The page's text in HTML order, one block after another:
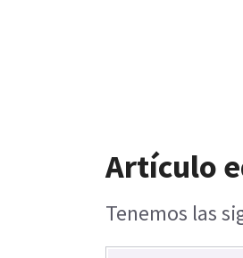
Artículo
Tenemos las